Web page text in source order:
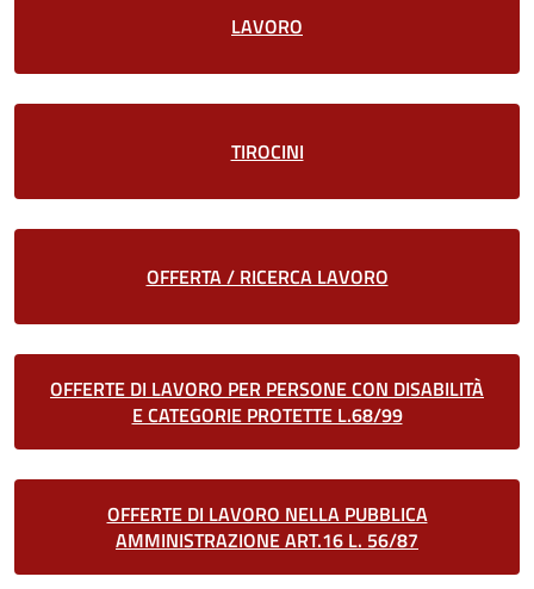
LAVORO
TIROCINI
OFFERTA / RICERCA LAVORO
OFFERTE DI LAVORO PER PERSONE CON DISABILITÀ
E CATEGORIE PROTETTE L.68/99
OFFERTE DI LAVORO NELLA PUBBLICA
AMMINISTRAZIONE ART.16 L. 56/87